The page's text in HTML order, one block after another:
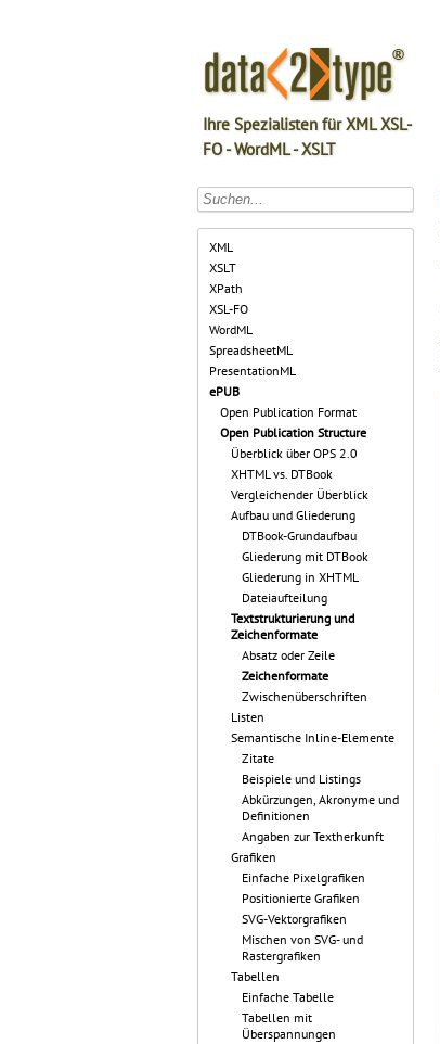
Ihre Spezialisten für XML XSL-
FO - WordML - XSLT
XML
XSLT
XPath
XSL-FO
WordML
SpreadsheetML
PresentationML
ePUB
Open Publication Format
Open Publication Structure
Überblick über OPS 2.0
XHTML vs. DTBook
Vergleichender Überblick
Aufbau und Gliederung
DTBook-Grundaufbau
Gliederung mit DTBook
Gliederung in XHTML
Dateiaufteilung
Textstrukturierung und
Zeichenformate
Absatz oder Zeile
Zeichenformate
Zwischenüberschriften
Listen
Semantische Inline-Elemente
Zitate
Beispiele und Listings
Abkürzungen, Akronyme und
Definitionen
Angaben zur Textherkunft
Grafiken
Einfache Pixelgrafiken
Positionierte Grafiken
SVG-Vektorgrafiken
Mischen von SVG- und
Rastergrafiken
Tabellen
Einfache Tabelle
Tabellen mit
Überspannungen